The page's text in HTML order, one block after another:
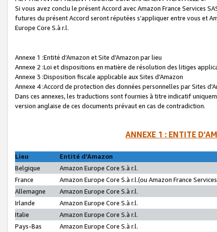
Si vous avez conclu le présent Accord avec Amazon France Services
futures du présent Accord seront réputées s’appliquer entre vous et
Europe Core S.à r.l.
Annexe 1 :Entité d’Amazon et Site d’Amazon par lieu
Annexe 2 :Loi et dispositions en matière de résolution des litiges
Annexe 3 :Disposition fiscale applicable aux Sites d’Amazon
Annexe 4 :Accord de protection des données personnelles par Sites
Dans ces annexes, les traductions sont fournies à titre indicatif
version anglaise de ces documents prévaut en cas de contradiction.
ANNEXE 1 : ENTITE
Lieu
Entité d’Amazon
Belgique
Amazon Europe Core S.à r.l.
France
Amazon Europe Core S.à r.l.(ou Amazon France
Allemagne
Amazon Europe Core S.à r.l.
Irlande
Amazon Europe Core S.à r.l.
Italie
Amazon Europe Core S.à r.l.
Pays-Bas
Amazon Europe Core S.à r.l.